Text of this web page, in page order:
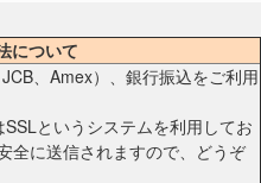
について
、Amex）、銀行振込をご利用
というシステムを利用してお
全に送信されますので、どうぞ